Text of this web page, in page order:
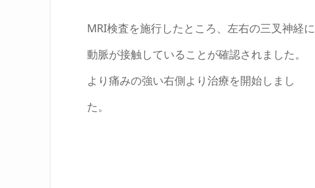
MRI検査を施行したところ、左右の三叉神経に
動脈が接触していることが確認されました。
より痛みの強い右側より治療を開始しまし
た。